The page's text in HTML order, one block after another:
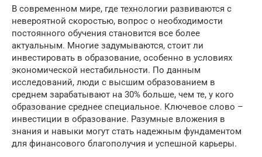
В современном мире, где технологии развиваются с
невероятной скоростью, вопрос о необходимости
постоянного обучения становится все более
актуальным. Многие задумываются, стоит ли
инвестировать в образование, особенно в условиях
экономической нестабильности. По данным
исследований, люди с высшим образованием в
среднем зарабатывают на 30% больше, чем те, у кого
образование среднее специальное. Ключевое слово –
инвестиции в образование. Разумные вложения в
знания и навыки могут стать надежным фундаментом
для финансового благополучия и успешной карьеры.